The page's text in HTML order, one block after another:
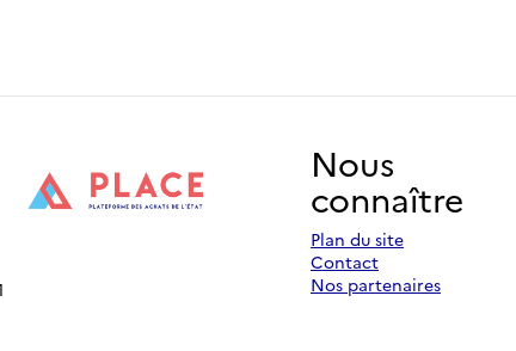
Nous
connaître
Plan du site
Contact
Nos partenaires